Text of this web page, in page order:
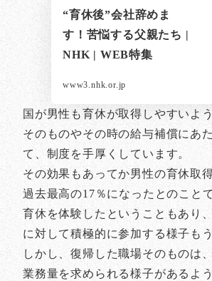
“育休後”会社辞めま
す！苦悩する父親たち |
NHK | WEB特集
www3.nhk.or.jp
国が男性も育休が取得しやすいよ
そのものやその時の給与補償にあ
て、制度を手厚くしています。
その効果もあってか男性の育休取
過去最高の17％になったとのことで
育休を体験したということもあり
に対して積極的に参加する様子も
しかし、復帰した職場そのものは
業務量を求められる様子があるよ